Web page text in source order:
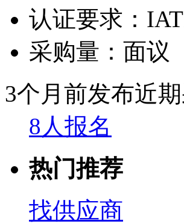
认证要求：
采购量： 面议
3个月前发布近
8人报名
热门推荐
找供应商